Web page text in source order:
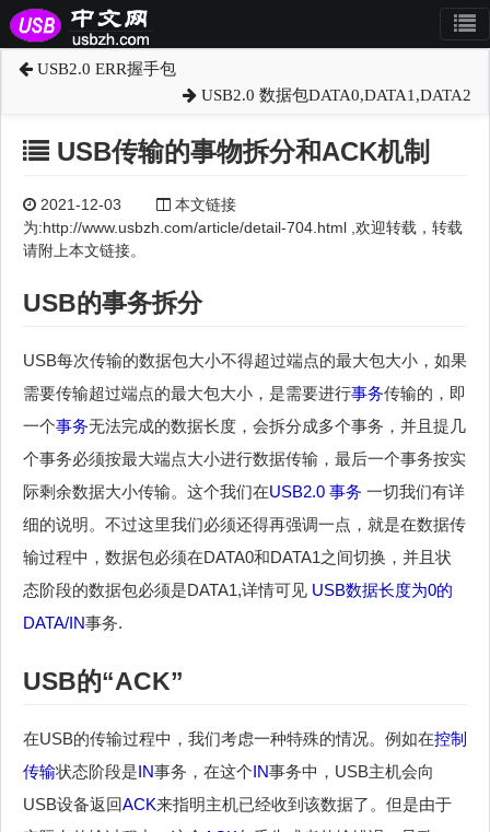
USB2.0 ERR握手包
USB2.0 数据包DATA0,DATA1,DATA2
USB传输的事物拆分和ACK机制
2021-12-03
本文链接
为:http://www.usbzh.com/article/detail-704.html ,欢迎转载，转载
请附上本文链接。
USB的事务拆分
USB每次传输的数据包大小不得超过端点的最大包大小，如果
需要传输超过端点的最大包大小，是需要进行事务传输的，即
一个事务无法完成的数据长度，会拆分成多个事务，并且提几
个事务必须按最大端点大小进行数据传输，最后一个事务按实
际剩余数据大小传输。这个我们在USB2.0 事务 一切我们有详
细的说明。不过这里我们必须还得再强调一点，就是在数据传
输过程中，数据包必须在DATA0和DATA1之间切换，并且状
态阶段的数据包必须是DATA1,详情可见 USB数据长度为0的
DATA/IN事务.
USB的“ACK”
在USB的传输过程中，我们考虑一种特殊的情况。例如在控制
传输状态阶段是IN事务，在这个IN事务中，USB主机会向
USB设备返回ACK来指明主机已经收到该数据了。但是由于